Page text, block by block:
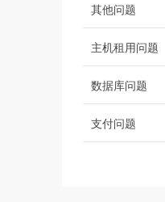
其他问题
主机租用问题
数据库问题
支付问题